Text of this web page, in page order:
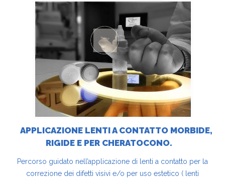
APPLICAZIONE LENTI A CONTATTO MORBIDE,
RIGIDE E PER CHERATOCONO.
Percorso guidato nell’applicazione di lenti a contatto per la
correzione dei difetti visivi e/o per uso estetico ( lenti